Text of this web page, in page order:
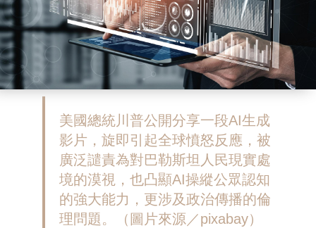
美國總統川普公開分享一段AI生成
影片，旋即引起全球憤怒反應，被
廣泛譴責為對巴勒斯坦人民現實處
境的漠視，也凸顯AI操縱公眾認知
的強大能力，更涉及政治傳播的倫
理問題。（圖片來源／pixabay）